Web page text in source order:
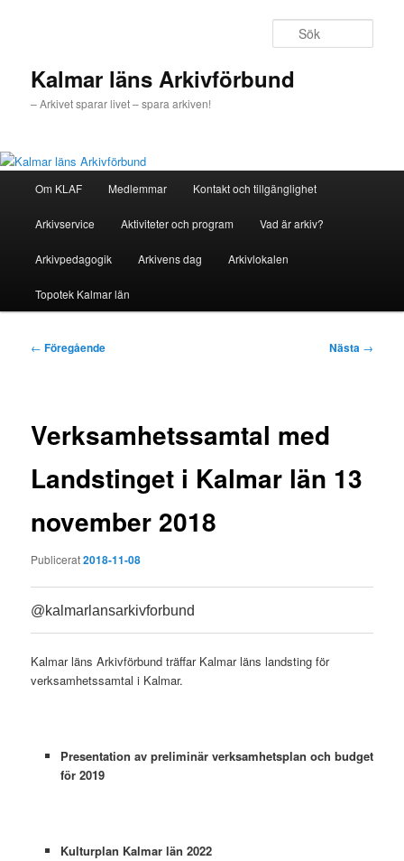
Kalmar läns Arkivförbund
– Arkivet sparar livet – spara arkiven!
Om KLAF Medlemmar Kontakt och tillgänglighet
Arkivservice Aktiviteter och program Vad är arkiv?
Arkivpedagogik Arkivens dag Arkivlokalen
Topotek Kalmar län
Inläggsnavigering
← Föregående Nästa →
Verksamhetssamtal med
Landstinget i Kalmar län 13
november 2018
Publicerat2018-11-08
@kalmarlansarkivforbund
Kalmar läns Arkivförbund träffar Kalmar läns landsting för
verksamhetssamtal i Kalmar.
Presentation av preliminär verksamhetsplan och budget
för 2019
Kulturplan Kalmar län 2022